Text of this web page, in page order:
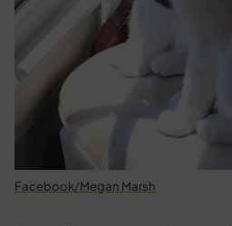
Facebook/Megan Marsh